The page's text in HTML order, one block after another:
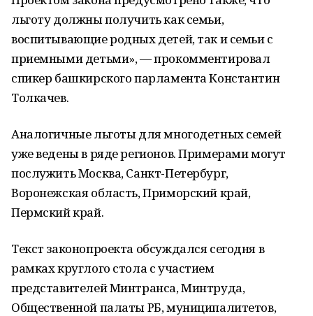
льготу должны получить как семьи,
воспитывающие родных детей, так и семьи с
приемными детьми», — прокомментировал
спикер башкирского парламента Константин
Толкачев.
Аналогичные льготы для многодетных семей
уже ведены в ряде регионов. Примерами могут
послужить Москва, Санкт-Петербург,
Воронежская область, Приморский край,
Пермский край.
Текст законопроекта обсуждался сегодня в
рамках круглого стола с участием
представителей Минтранса, Минтруда,
Общественной палаты РБ, муниципалитетов,